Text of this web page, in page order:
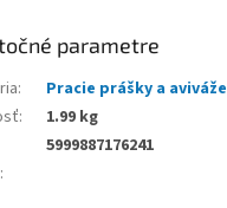
parametre
:
Pracie prášky a aviváže
:
1.99 kg
5999887176241
: